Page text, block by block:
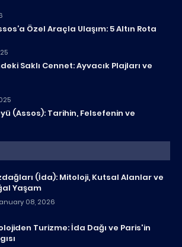
Özel Araçla Ulaşım: 5 Altın Rota
Saklı Cennet: Ayvacık Plajları ve
(Assos): Tarihin, Felsefenin ve
(İda): Mitoloji, Kutsal Alanlar ve
Yaşam
08, 2026
Turizme: İda Dağı ve Paris'in